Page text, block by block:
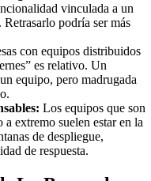
vinculada a un
Retrasarlo podría ser más
con equipos distribuidos
es relativo. Un
equipo, pero madrugada
Los equipos que son
extremo suelen estar en la
de despliegue,
de respuesta.